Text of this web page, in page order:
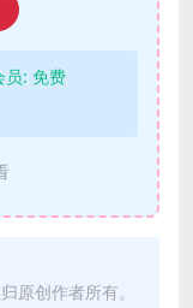
员: 免费
原创作者所有。